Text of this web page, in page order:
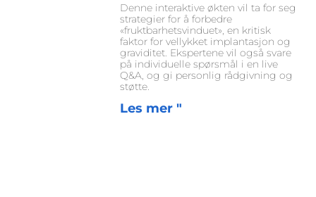
Denne interaktive økten vil ta for seg
strategier for å forbedre
«fruktbarhetsvinduet», en kritisk
faktor for vellykket implantasjon og
graviditet. Ekspertene vil også svare
på individuelle spørsmål i en live
Q&A, og gi personlig rådgivning og
støtte.
Les mer "